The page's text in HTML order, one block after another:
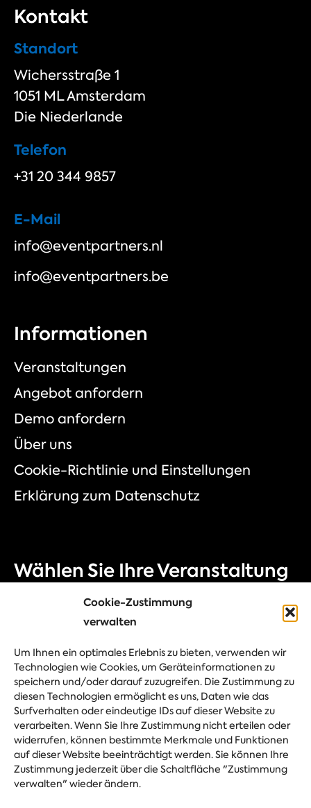
Cookie-Zustimmung
verwalten
Um Ihnen ein optimales Erlebnis zu bieten, verwenden wir
Technologien wie Cookies, um Geräteinformationen zu
speichern und/oder darauf zuzugreifen. Die Zustimmung zu
diesen Technologien ermöglicht es uns, Daten wie das
Surfverhalten oder eindeutige IDs auf dieser Website zu
verarbeiten. Wenn Sie Ihre Zustimmung nicht erteilen oder
widerrufen, können bestimmte Merkmale und Funktionen
auf dieser Website beeinträchtigt werden. Sie können Ihre
Zustimmung jederzeit über die Schaltfläche "Zustimmung
verwalten" wieder ändern.
Kontakt
Standort
Wichersstraße 1
1051 ML Amsterdam
Die Niederlande
Telefon
+31 20 344 9857
E-Mail
info@eventpartners.nl
info@eventpartners.be
Informationen
Veranstaltungen
Angebot anfordern
Demo anfordern
Über uns
Cookie-Richtlinie und Einstellungen
Erklärung zum Datenschutz
Wählen Sie Ihre Veranstaltung
Firmenveranstaltung
Festival
Stellen Sie Ihre Frage